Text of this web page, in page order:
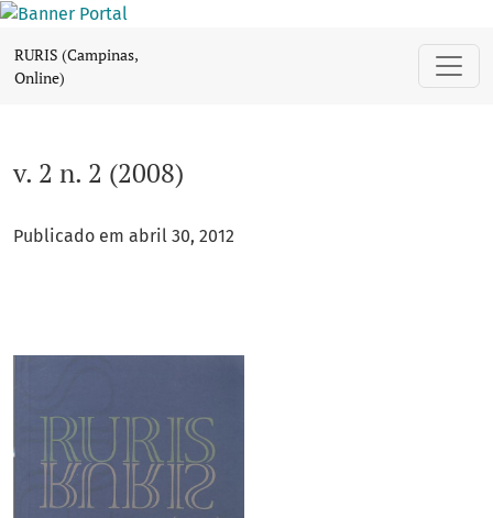
RURIS (Campinas,
Online)
v. 2 n. 2 (2008)
Publicado em abril 30, 2012